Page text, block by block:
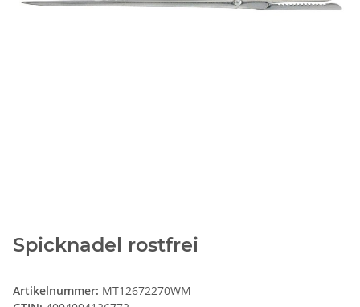
Spicknadel rostfrei
Artikelnummer: MT12672270WM